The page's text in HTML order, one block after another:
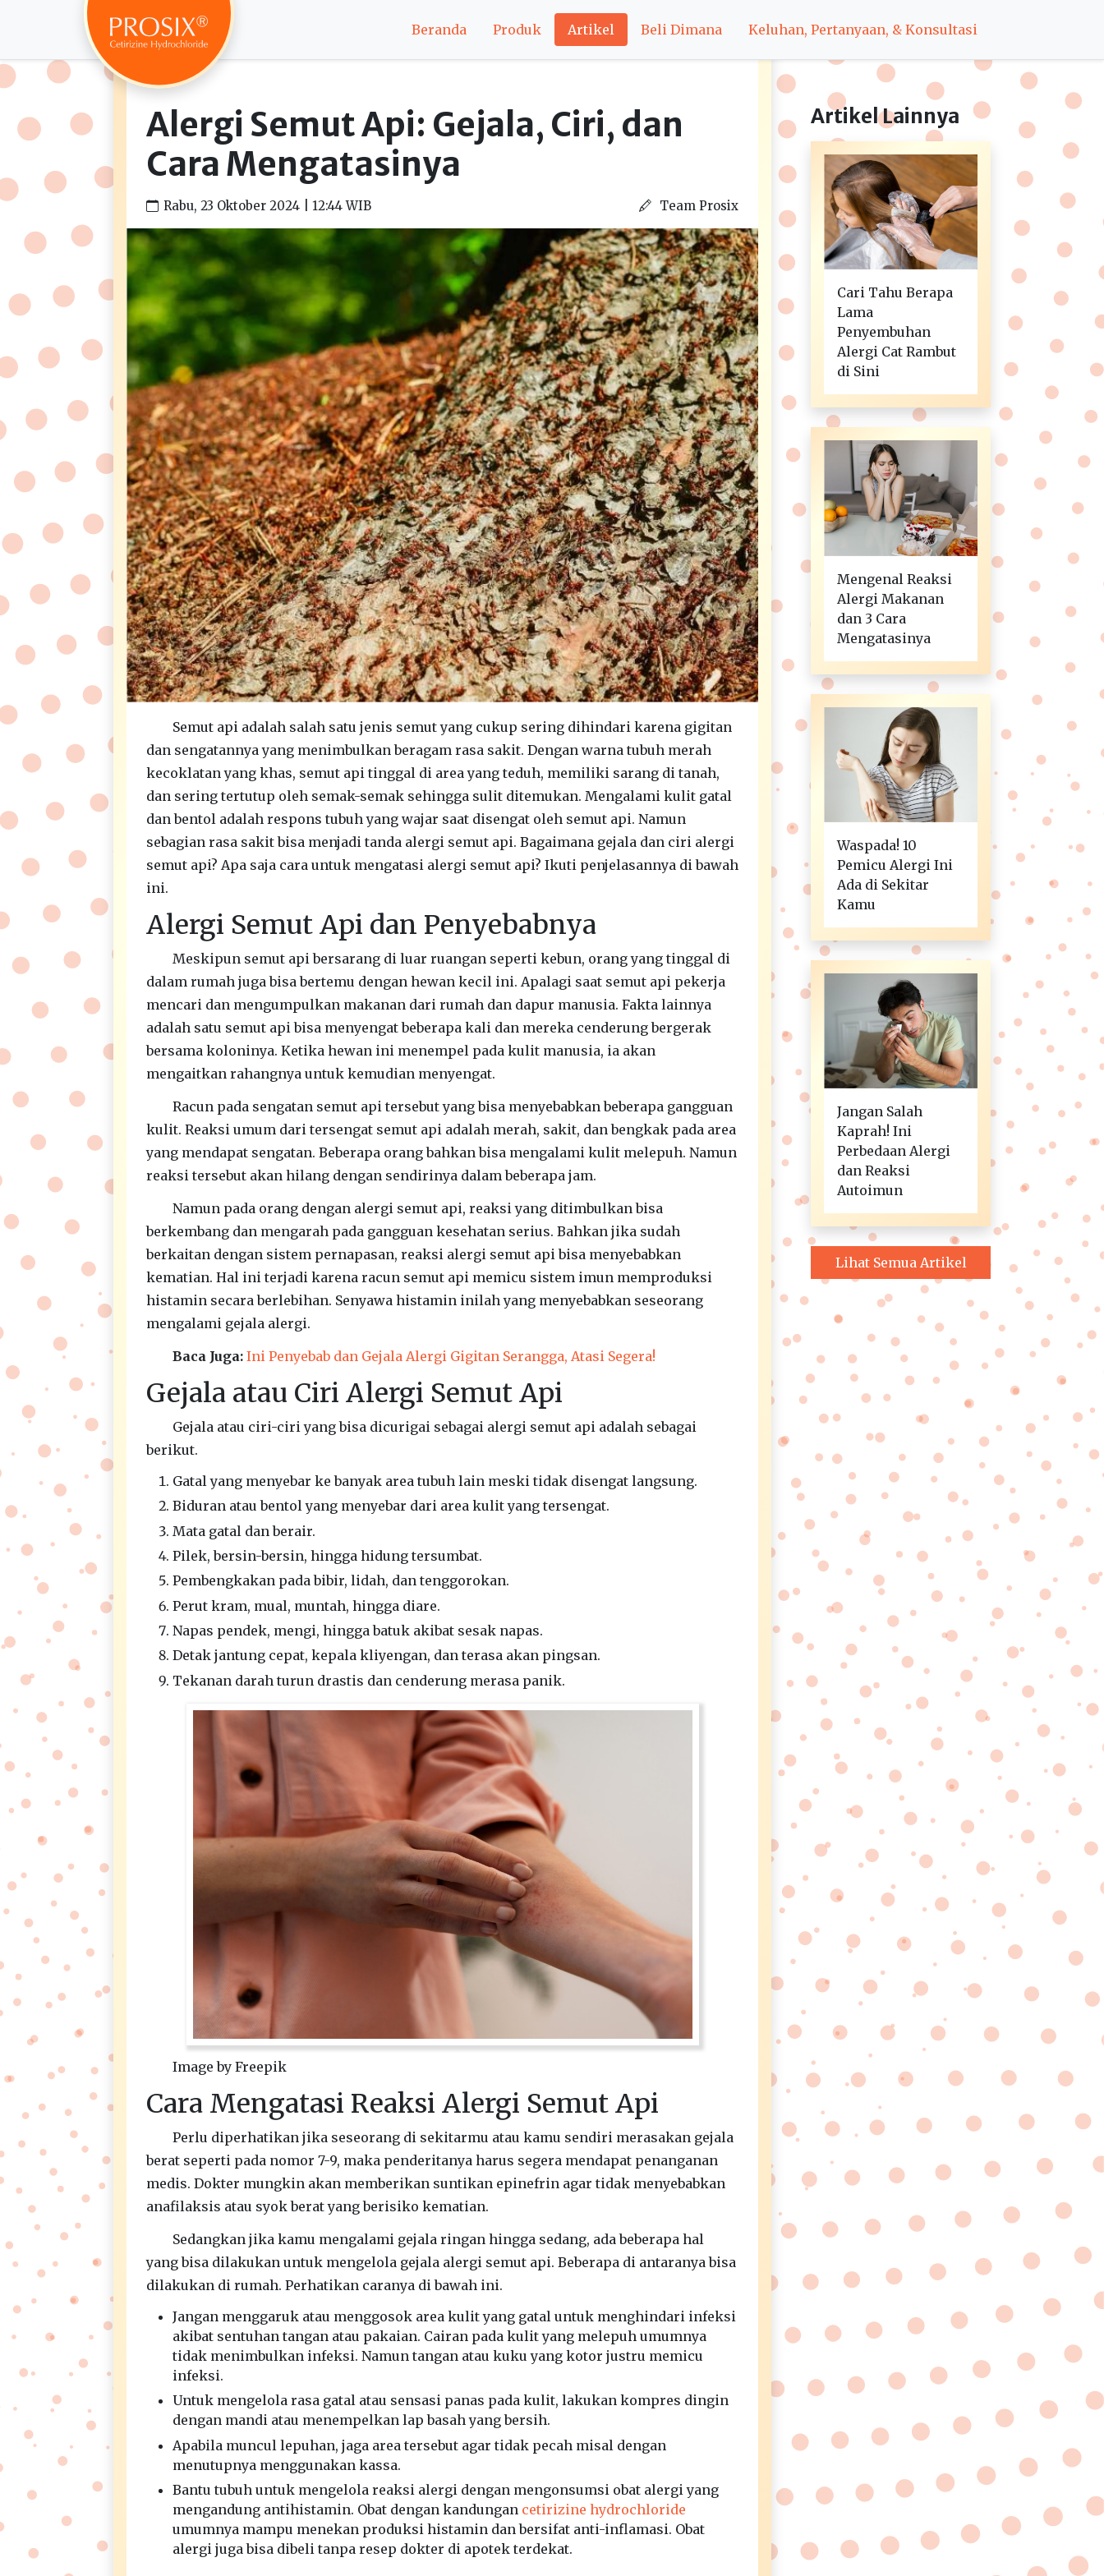
Beranda Produk Artikel Beli Dimana Keluhan, Pertanyaan, & Konsultasi
Alergi Semut Api: Gejala, Ciri, dan
Cara Mengatasinya
Rabu, 23 Oktober 2024 | 12:44 WIB Team Prosix
Semut api adalah salah satu jenis semut yang cukup sering dihindari karena gigitan
dan sengatannya yang menimbulkan beragam rasa sakit. Dengan warna tubuh merah
kecoklatan yang khas, semut api tinggal di area yang teduh, memiliki sarang di tanah,
dan sering tertutup oleh semak-semak sehingga sulit ditemukan. Mengalami kulit gatal
dan bentol adalah respons tubuh yang wajar saat disengat oleh semut api. Namun
sebagian rasa sakit bisa menjadi tanda alergi semut api. Bagaimana gejala dan ciri alergi
semut api? Apa saja cara untuk mengatasi alergi semut api? Ikuti penjelasannya di bawah
ini.
Alergi Semut Api dan Penyebabnya
Meskipun semut api bersarang di luar ruangan seperti kebun, orang yang tinggal di
dalam rumah juga bisa bertemu dengan hewan kecil ini. Apalagi saat semut api pekerja
mencari dan mengumpulkan makanan dari rumah dan dapur manusia. Fakta lainnya
adalah satu semut api bisa menyengat beberapa kali dan mereka cenderung bergerak
bersama koloninya. Ketika hewan ini menempel pada kulit manusia, ia akan
mengaitkan rahangnya untuk kemudian menyengat.
Racun pada sengatan semut api tersebut yang bisa menyebabkan beberapa gangguan
kulit. Reaksi umum dari tersengat semut api adalah merah, sakit, dan bengkak pada area
yang mendapat sengatan. Beberapa orang bahkan bisa mengalami kulit melepuh. Namun
reaksi tersebut akan hilang dengan sendirinya dalam beberapa jam.
Namun pada orang dengan alergi semut api, reaksi yang ditimbulkan bisa
berkembang dan mengarah pada gangguan kesehatan serius. Bahkan jika sudah
berkaitan dengan sistem pernapasan, reaksi alergi semut api bisa menyebabkan
kematian. Hal ini terjadi karena racun semut api memicu sistem imun memproduksi
histamin secara berlebihan. Senyawa histamin inilah yang menyebabkan seseorang
mengalami gejala alergi.
Baca Juga: Ini Penyebab dan Gejala Alergi Gigitan Serangga, Atasi Segera!
Gejala atau Ciri Alergi Semut Api
Gejala atau ciri-ciri yang bisa dicurigai sebagai alergi semut api adalah sebagai
berikut.
Gatal yang menyebar ke banyak area tubuh lain meski tidak disengat langsung.
Biduran atau bentol yang menyebar dari area kulit yang tersengat.
Mata gatal dan berair.
Pilek, bersin-bersin, hingga hidung tersumbat.
Pembengkakan pada bibir, lidah, dan tenggorokan.
Perut kram, mual, muntah, hingga diare.
Napas pendek, mengi, hingga batuk akibat sesak napas.
Detak jantung cepat, kepala kliyengan, dan terasa akan pingsan.
Tekanan darah turun drastis dan cenderung merasa panik.
Image by Freepik
Cara Mengatasi Reaksi Alergi Semut Api
Perlu diperhatikan jika seseorang di sekitarmu atau kamu sendiri merasakan gejala
berat seperti pada nomor 7-9, maka penderitanya harus segera mendapat penanganan
medis. Dokter mungkin akan memberikan suntikan epinefrin agar tidak menyebabkan
anafilaksis atau syok berat yang berisiko kematian.
Sedangkan jika kamu mengalami gejala ringan hingga sedang, ada beberapa hal
yang bisa dilakukan untuk mengelola gejala alergi semut api. Beberapa di antaranya bisa
dilakukan di rumah. Perhatikan caranya di bawah ini.
Jangan menggaruk atau menggosok area kulit yang gatal untuk menghindari infeksi
akibat sentuhan tangan atau pakaian. Cairan pada kulit yang melepuh umumnya
tidak menimbulkan infeksi. Namun tangan atau kuku yang kotor justru memicu
infeksi.
Untuk mengelola rasa gatal atau sensasi panas pada kulit, lakukan kompres dingin
dengan mandi atau menempelkan lap basah yang bersih.
Apabila muncul lepuhan, jaga area tersebut agar tidak pecah misal dengan
menutupnya menggunakan kassa.
Bantu tubuh untuk mengelola reaksi alergi dengan mengonsumsi obat alergi yang
mengandung antihistamin. Obat dengan kandungan cetirizine hydrochloride
umumnya mampu menekan produksi histamin dan bersifat anti-inflamasi. Obat
alergi juga bisa dibeli tanpa resep dokter di apotek terdekat.
Artikel Lainnya
Cari Tahu Berapa
Lama
Penyembuhan
Alergi Cat Rambut
di Sini
Mengenal Reaksi
Alergi Makanan
dan 3 Cara
Mengatasinya
Waspada! 10
Pemicu Alergi Ini
Ada di Sekitar
Kamu
Jangan Salah
Kaprah! Ini
Perbedaan Alergi
dan Reaksi
Autoimun
Lihat Semua Artikel